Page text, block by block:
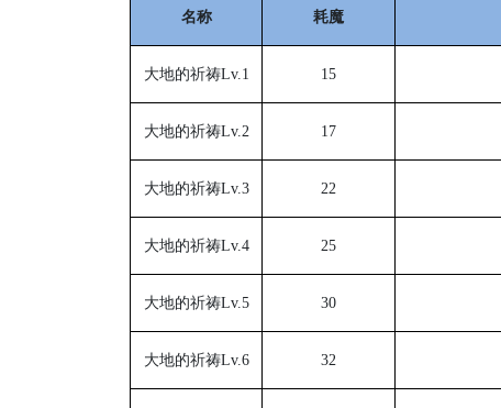
名称 耗魔
大地的祈祷Lv.1 15
大地的祈祷Lv.2 17
大地的祈祷Lv.3 22
大地的祈祷Lv.4 25
大地的祈祷Lv.5 30
大地的祈祷Lv.6 32